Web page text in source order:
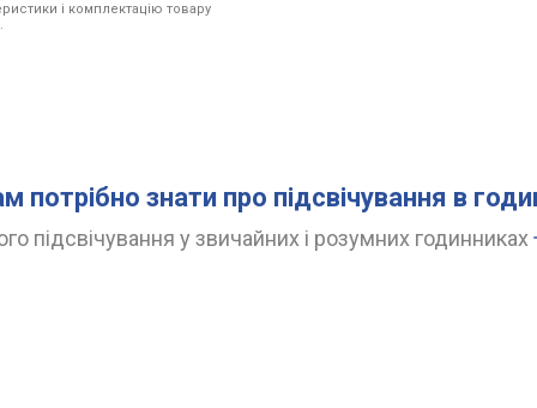
і комплектацію товару
потрібно знати про підсвічування в
підсвічування у звичайних і розумних годинниках